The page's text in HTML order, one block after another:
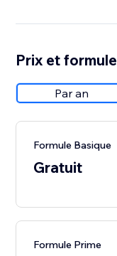
Prix et
Par an
Formule Basique
Gratuit
Formule Prime